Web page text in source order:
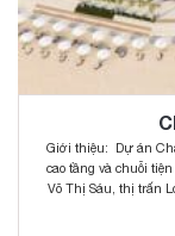
Giới thiệu: Dự án
cao tầng và chuỗi
Võ Thị Sáu, thị trấn